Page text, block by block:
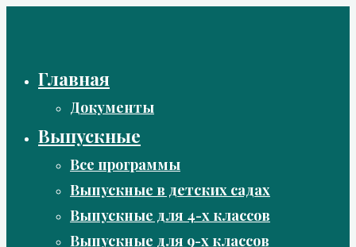
Главная
Документы
Выпускные
Все программы
Выпускные в детских садах
Выпускные для 4-х классов
Выпускные для 9-х классов